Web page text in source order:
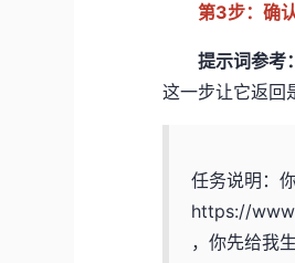
第3步：确认
提示词参考：
这一步让它返回
任务说明：
https://
，你先给我